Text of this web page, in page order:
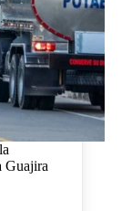
Guajira